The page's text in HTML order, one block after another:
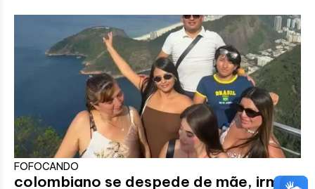
FOFOCANDO
colombiano se despede de mãe, irmã e